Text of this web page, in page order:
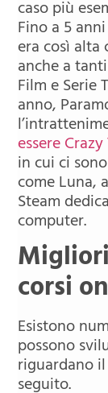
caso più
Fino a 5
era così alta
anche a
Film e Serie
anno,
essere
in cui ci
come Luna,
Steam
computer.
corsi
Esistono
possono
riguardano
seguito.